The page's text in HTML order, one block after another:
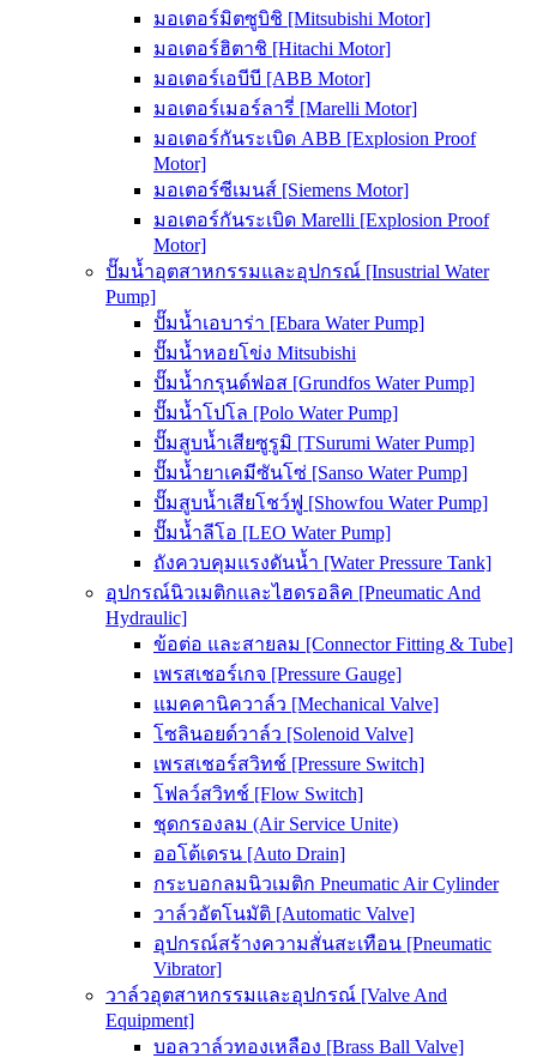
มอเตอร์มิตซูบิชิ [Mitsubishi Motor]
มอเตอร์ฮิตาชิ [Hitachi Motor]
มอเตอร์เอบีบี [ABB Motor]
มอเตอร์เมอร์ลารี่ [Marelli Motor]
มอเตอร์กันระเบิด ABB [Explosion Proof
Motor]
มอเตอร์ซีเมนส์ [Siemens Motor]
มอเตอร์กันระเบิด Marelli [Explosion Proof
Motor]
ปั๊มน้ำอุตสาหกรรมและอุปกรณ์ [Insustrial Water
Pump]
ปั๊มน้ำเอบาร่า [Ebara Water Pump]
ปั๊มน้ำหอยโข่ง Mitsubishi
ปั๊มน้ำกรุนด์ฟอส [Grundfos Water Pump]
ปั๊มน้ำโปโล [Polo Water Pump]
ปั๊มสูบน้ำเสียซูรูมิ [TSurumi Water Pump]
ปั๊มน้ำยาเคมีซันโซ่ [Sanso Water Pump]
ปั๊มสูบน้ำเสียโชว์ฟู [Showfou Water Pump]
ปั๊มน้ำลีโอ [LEO Water Pump]
ถังควบคุมแรงดันน้ำ [Water Pressure Tank]
อุปกรณ์นิวเมติกและไฮดรอลิค [Pneumatic And
Hydraulic]
ข้อต่อ และสายลม [Connector Fitting & Tube]
เพรสเชอร์เกจ [Pressure Gauge]
แมคคานิควาล์ว [Mechanical Valve]
โซลินอยด์วาล์ว [Solenoid Valve]
เพรสเชอร์สวิทช์ [Pressure Switch]
โฟลว์สวิทช์ [Flow Switch]
ชุดกรองลม (Air Service Unite)
ออโต้เดรน [Auto Drain]
กระบอกลมนิวเมติก Pneumatic Air Cylinder
วาล์วอัตโนมัติ [Automatic Valve]
อุปกรณ์สร้างความสั่นสะเทือน [Pneumatic
Vibrator]
วาล์วอุตสาหกรรมและอุปกรณ์ [Valve And
Equipment]
บอลวาล์วทองเหลือง [Brass Ball Valve]